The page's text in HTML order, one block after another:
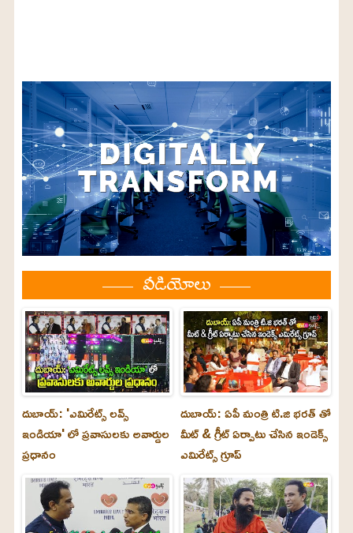
వీడియోలు
దుబాయ్: 'ఎమిరేట్స్ లవ్స్
ఇండియా' లో ప్రవాసులకు అవార్డుల
ప్రధానం
దుబాయ్: ఏపీ మంత్రి టి.జి భరత్ తో
మీట్ & గ్రీట్ ఏర్పాటు చేసిన ఇండెక్స్
ఎమిరేట్స్ గ్రూప్